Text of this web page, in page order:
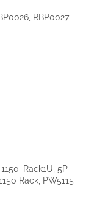
RBP0027
Rack1U, 5P
Rack, PW5115